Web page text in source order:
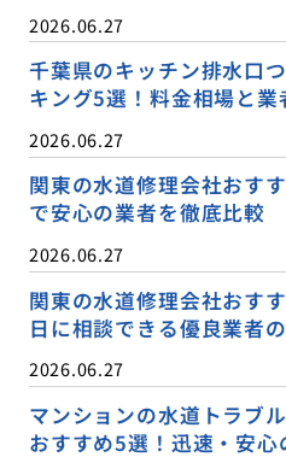
2026.06.27
千葉県のキッチン排水口
キング5選！料金相場と業
2026.06.27
関東の水道修理会社おす
で安心の業者を徹底比較
2026.06.27
関東の水道修理会社おす
日に相談できる優良業者
2026.06.27
マンションの水道トラブ
おすすめ5選！迅速・安